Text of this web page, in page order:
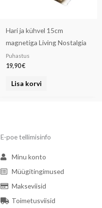
Hari ja kühvel 15cm
magnetiga Living Nostalgia
Puhastus
19,90€
Lisa korvi
E-poe tellimisinfo
Minu konto
Müügitingimused
Makseviisid
Toimetusviisid